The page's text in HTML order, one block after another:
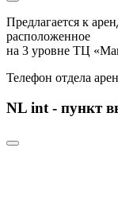
Предлагается к
расположенное
на 3 уровне ТЦ
Телефон отдела
NL int - пункт